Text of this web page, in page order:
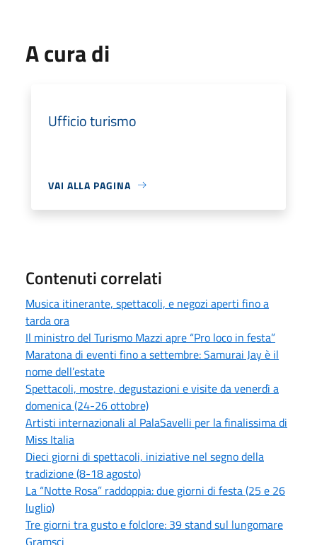
A cura di
Ufficio turismo
VAI ALLA PAGINA
Contenuti correlati
Musica itinerante, spettacoli, e negozi aperti fino a
tarda ora
Il ministro del Turismo Mazzi apre “Pro loco in festa”
Maratona di eventi fino a settembre: Samurai Jay è il
nome dell’estate
Spettacoli, mostre, degustazioni e visite da venerdì a
domenica (24-26 ottobre)
Artisti internazionali al PalaSavelli per la finalissima di
Miss Italia
Dieci giorni di spettacoli, iniziative nel segno della
tradizione (8-18 agosto)
La “Notte Rosa” raddoppia: due giorni di festa (25 e 26
luglio)
Tre giorni tra gusto e folclore: 39 stand sul lungomare
Gramsci